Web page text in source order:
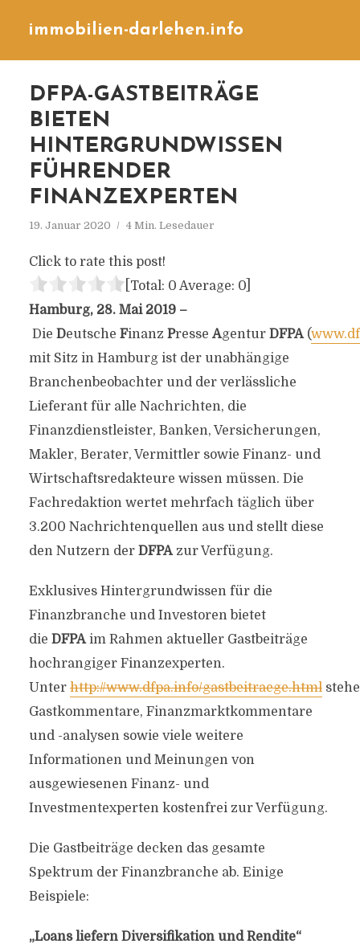
immobilien-darlehen.info
DFPA-GASTBEITRÄGE
BIETEN
HINTERGRUNDWISSEN
FÜHRENDER
FINANZEXPERTEN
19. Januar 2020 4 Min. Lesedauer
Click to rate this post!
[Total: 0 Average: 0]
Hamburg, 28. Mai 2019 –
Die Deutsche Finanz Presse Agentur DFPA(
mit Sitz in Hamburg ist der unabhängige
Branchenbeobachter und der verlässliche
Lieferant für alle Nachrichten, die
Finanzdienstleister, Banken, Versicherungen,
Makler, Berater, Vermittler sowie Finanz- und
Wirtschaftsredakteure wissen müssen. Die
Fachredaktion wertet mehrfach täglich über
3.200 Nachrichtenquellen aus und stellt diese
den Nutzern der DFPAzur Verfügung.
Exklusives Hintergrundwissen für die
Finanzbranche und Investoren bietet
die DFPAim Rahmen aktueller Gastbeiträge
hochrangiger Finanzexperten.
Unterhttp://www.dfpa.info/gastbeitraege.html
Gastkommentare, Finanzmarktkommentare
und -analysen sowie viele weitere
Informationen und Meinungen von
ausgewiesenen Finanz- und
Investmentexperten kostenfrei zur Verfügung.
Die Gastbeiträge decken das gesamte
Spektrum der Finanzbranche ab. Einige
Beispiele:
„Loans liefern Diversifikation und Rendite“